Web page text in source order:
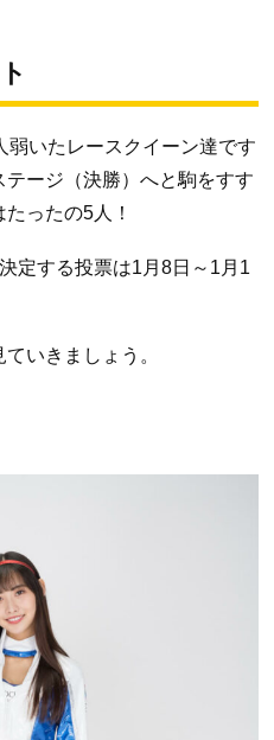
弱いたレースクイーン達です
ージ（決勝）へと駒をすす
ったの5人！
定する投票は1月8日～1月1
いきましょう。